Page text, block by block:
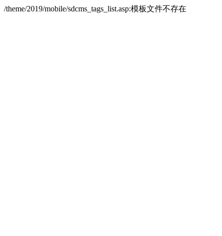
/theme/2019/mobile/sdcms_tags_list.asp:模板文件不存在